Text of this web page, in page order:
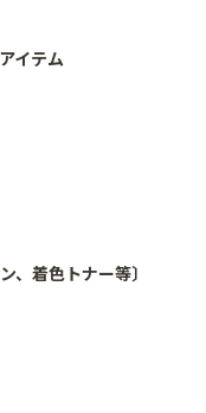
イテム
、着色トナー等〕